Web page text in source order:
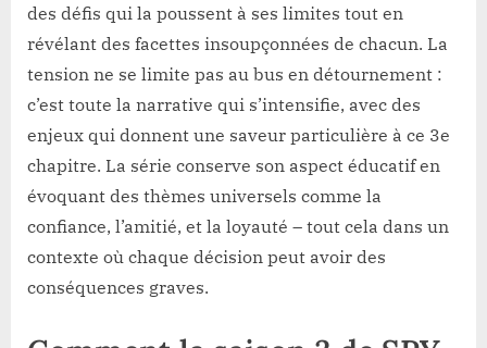
des défis qui la poussent à ses limites tout en
révélant des facettes insoupçonnées de chacun. La
tension ne se limite pas au bus en détournement :
c’est toute la narrative qui s’intensifie, avec des
enjeux qui donnent une saveur particulière à ce 3e
chapitre. La série conserve son aspect éducatif en
évoquant des thèmes universels comme la
confiance, l’amitié, et la loyauté – tout cela dans un
contexte où chaque décision peut avoir des
conséquences graves.